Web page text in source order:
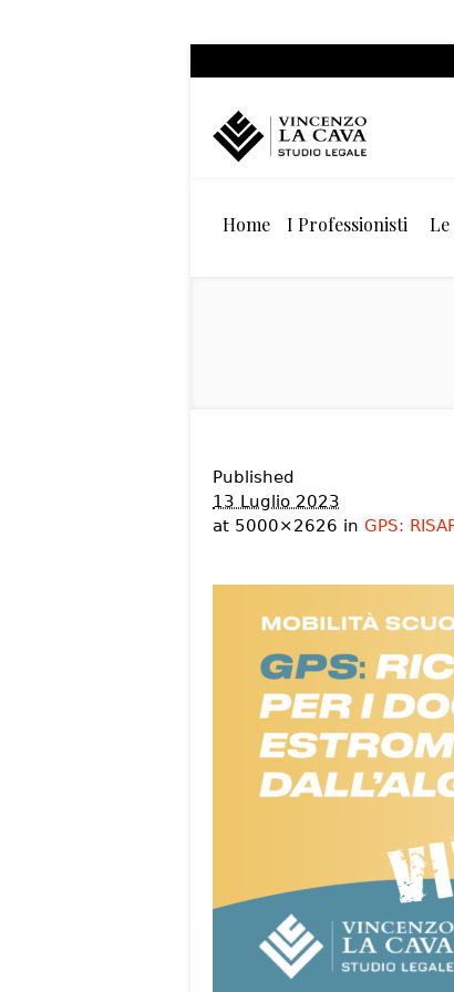
Home I Professionisti Le
Published
13 Luglio 2023
at 5000×2626 in GPS: